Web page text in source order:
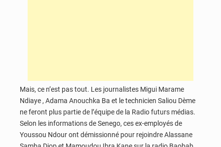
Mais, ce n’est pas tout. Les journalistes Migui Marame
Ndiaye , Adama Anouchka Ba et le technicien Saliou Dème
ne feront plus partie de l’équipe de la Radio futurs médias.
Selon les informations de Senego, ces ex-employés de
Youssou Ndour ont démissionné pour rejoindre Alassane